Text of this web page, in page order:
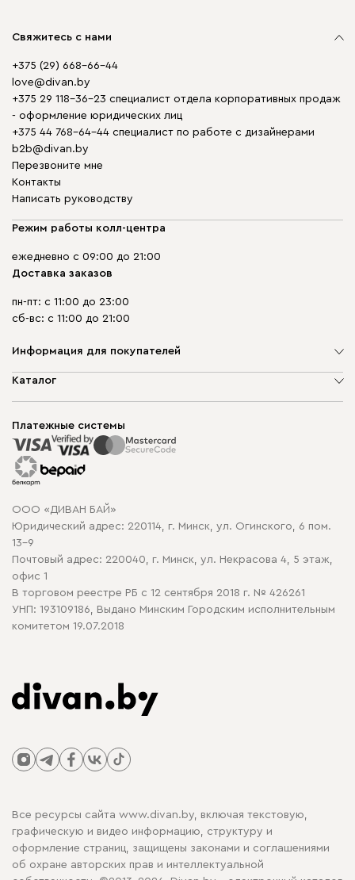
Свяжитесь с нами
+375 (29) 668-66-44
love@divan.by
+375 29 118-36-23 специалист отдела корпоративных продаж
- оформление юридических лиц
+375 44 768-64-44 специалист по работе с дизайнерами
b2b@divan.by
Перезвоните мне
Контакты
Написать руководству
Режим работы колл-центра
ежедневно с 09:00 до 21:00
Доставка заказов
пн-пт: с 11:00 до 23:00
сб-вс: с 11:00 до 21:00
Информация для покупателей
О компании
Способы оплаты
Рассрочка и кредит
Гарантия
Карта сайта
Политика конфиденциальности
Политика в отношении обработки cookie
Каталог
Корпусная мебель
Распродажа мебели
Платежные системы
ООО «ДИВАН БАЙ»
Юридический адрес: 220114, г. Минск, ул. Огинского, 6 пом.
13-9
Почтовый адрес: 220040, г. Минск, ул. Некрасова 4, 5 этаж,
офис 1
В торговом реестре РБ с 12 сентября 2018 г. № 426261
УНП: 193109186, Выдано Минским Городским исполнительным
комитетом 19.07.2018
Все ресурсы сайта www.divan.by, включая текстовую,
графическую и видео информацию, структуру и
оформление страниц, защищены законами и соглашениями
об охране авторских прав и интеллектуальной